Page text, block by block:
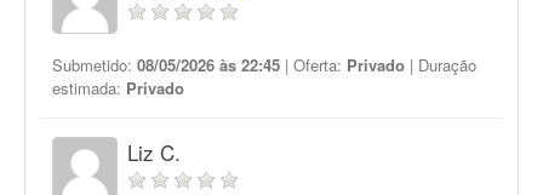
Submetido: 08/05/2026 às 22:45 | Oferta: Privado | Duração
estimada: Privado
Liz C.